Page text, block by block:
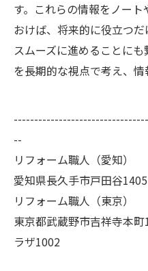
す。これらの情報をノー
おけば、将来的に役立つ
スムーズに進めることに
を長期的な視点で考え、情
--
リフォーム職人（愛知）
愛知県長久手市戸田谷1405
リフォーム職人（東京）
東京都武蔵野市吉祥寺本
ラザ1002